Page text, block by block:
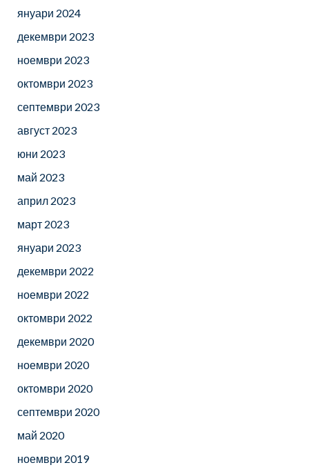
януари 2024
декември 2023
ноември 2023
октомври 2023
септември 2023
август 2023
юни 2023
май 2023
април 2023
март 2023
януари 2023
декември 2022
ноември 2022
октомври 2022
декември 2020
ноември 2020
октомври 2020
септември 2020
май 2020
ноември 2019